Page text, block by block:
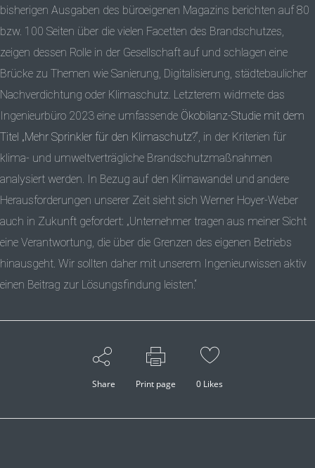
bisherigen Ausgaben des büroeigenen Magazins berichten auf 80
bzw. 100 Seiten über die vielen Facetten des Brandschutzes,
zeigen dessen Rolle in der Gesellschaft auf und schlagen eine
Brücke zu Themen wie Sanierung, Digitalisierung, städtebaulicher
Nachverdichtung oder Klimaschutz. Letzterem widmete das
Ingenieurbüro 2023 eine umfassende Ökobilanz-Studie mit dem
Titel „Mehr Sprinkler für den Klimaschutz?“, in der Kriterien für
klima- und umweltverträgliche Brandschutzmaßnahmen
analysiert werden. In Bezug auf den Klimawandel und andere
Herausforderungen unserer Zeit sieht sich Werner Hoyer-Weber
auch in Zukunft gefordert: „Unternehmer tragen aus meiner Sicht
eine Verantwortung, die über die Grenzen des eigenen Betriebs
hinausgeht. Wir sollten daher mit unserem Ingenieurwissen aktiv
einen Beitrag zur Lösungsfindung leisten.“
Share Print page 0 Likes